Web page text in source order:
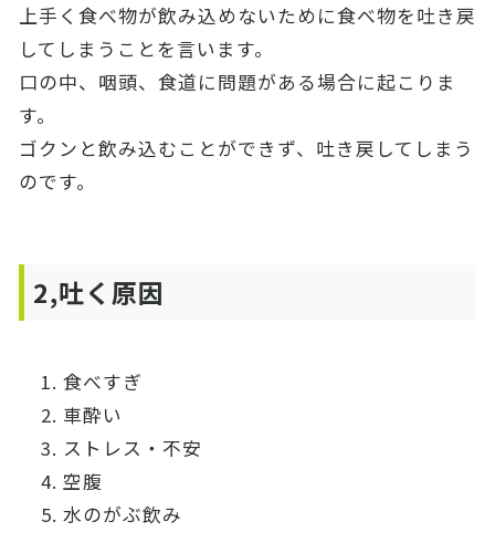
上手く食べ物が飲み込めないために食べ物を吐き戻
してしまうことを言います。
口の中、咽頭、食道に問題がある場合に起こりま
す。
ゴクンと飲み込むことができず、吐き戻してしまう
のです。
2,吐く原因
食べすぎ
車酔い
ストレス・不安
空腹
水のがぶ飲み